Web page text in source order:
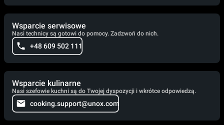
Wsparcie serwisowe
Nasi technicy są gotowi do pomocy. Zadzwoń do nich.
+48 609 502 111
Wsparcie kulinarne
Nasi szefowie kuchni są do Twojej dyspozycji i wkrótce odpowiedzą.
cooking.support@unox.com